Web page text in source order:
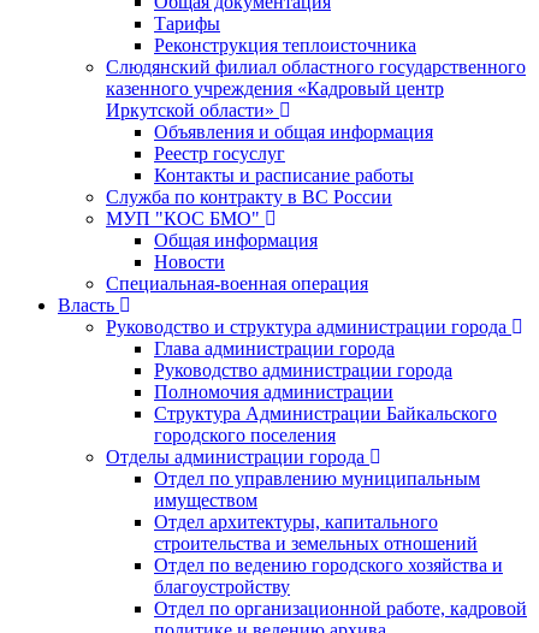
Тарифы
Реконструкция теплоисточника
Слюдянский филиал областного государственного
казенного учреждения «Кадровый центр
Иркутской области»
Объявления и общая информация
Реестр госуслуг
Контакты и расписание работы
Служба по контракту в ВС России
МУП "КОС БМО"
Общая информация
Новости
Специальная-военная операция
Власть
Руководство и структура администрации города
Глава администрации города
Руководство администрации города
Полномочия администрации
Структура Администрации Байкальского
городского поселения
Отделы администрации города
Отдел по управлению муниципальным
имуществом
Отдел архитектуры, капитального
строительства и земельных отношений
Отдел по ведению городского хозяйства и
благоустройству
Отдел по организационной работе, кадровой